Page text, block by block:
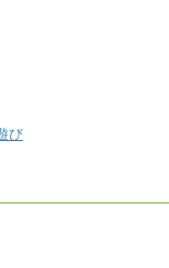
び